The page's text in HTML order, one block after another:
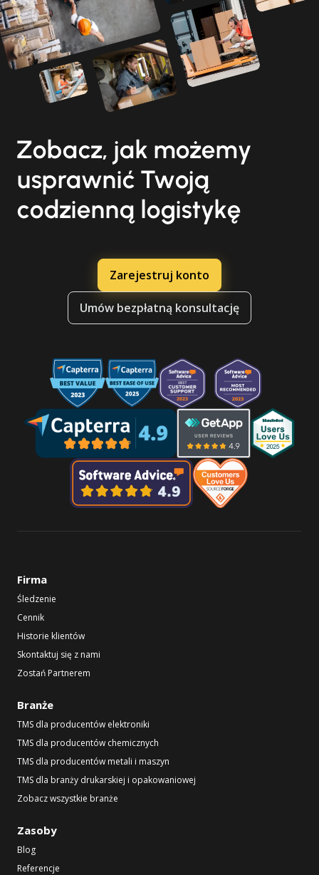
Zobacz, jak możemy
usprawnić Twoją
codzienną logistykę
Zarejestruj konto
Umów bezpłatną konsultację
Firma
Śledzenie
Cennik
Historie klientów
Skontaktuj się z nami
Zostań Partnerem
Branże
TMS dla producentów elektroniki
TMS dla producentów chemicznych
TMS dla producentów metali i maszyn
TMS dla branży drukarskiej i opakowaniowej
Zobacz wszystkie branże
Zasoby
Blog
Referencje